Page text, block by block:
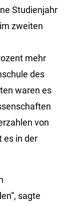
Studienjahr
zweiten
mehr
des
waren es
von
es in der
sagte